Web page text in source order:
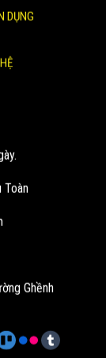
DỤNG
Toàn
Ghềnh